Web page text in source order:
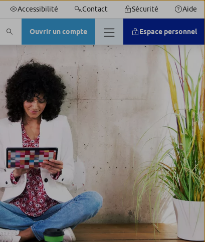
Accessibilité Contact Sécurité Aide
Ouvrir un compte Espace personnel